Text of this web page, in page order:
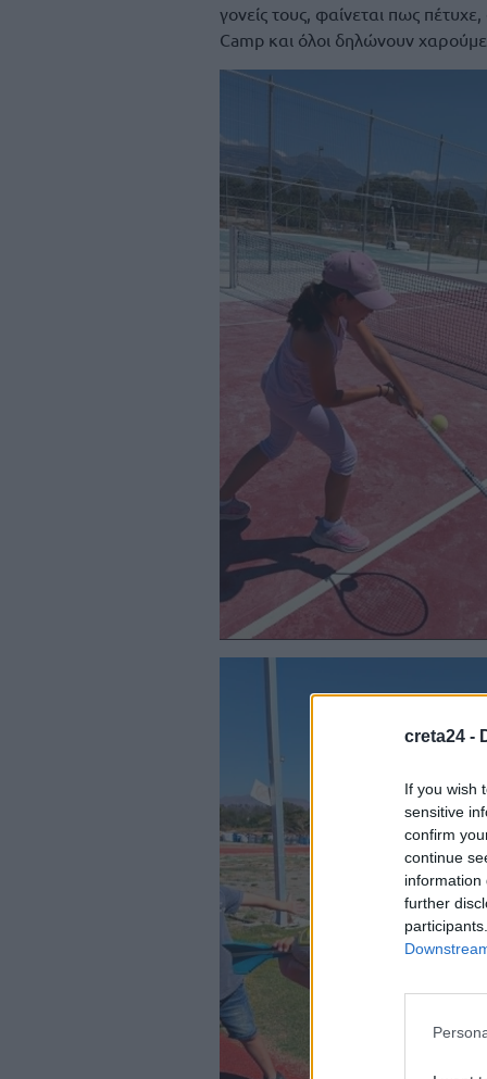
creta24 -
If you wish
sensitive
confirm
continue
information
further
γονείς τους, φαίνεται πως
Camp και όλοι δηλώνουν